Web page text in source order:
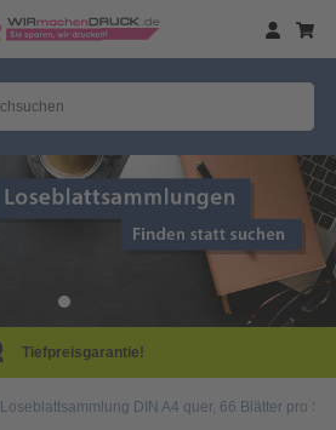
Loseblattsammlung DIN A4 quer, 66 Blätter pro